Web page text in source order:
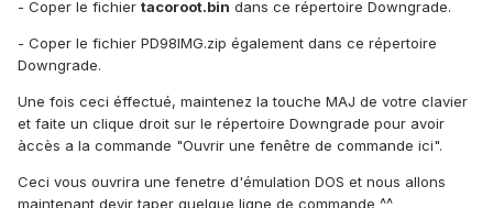
- Coper le fichier tacoroot.bin dans ce répertoire Downgrade.
- Coper le fichier PD98IMG.zip également dans ce répertoire
Downgrade.
Une fois ceci éffectué, maintenez la touche MAJ de votre clavier
et faite un clique droit sur le répertoire Downgrade pour avoir
àccès a la commande "Ouvrir une fenêtre de commande ici".
Ceci vous ouvrira une fenetre d'émulation DOS et nous allons
maintenant devir taper quelque ligne de commande ^^